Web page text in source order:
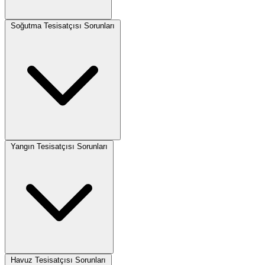
Soğutma Tesisatçısı Sorunları
Yangın Tesisatçısı Sorunları
Havuz Tesisatçısı Sorunları